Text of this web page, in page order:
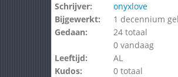
Schrijver:
onyxlove
Bijgewerkt:
1 decennium
Gedaan:
24 totaal
0 vandaag
Leeftijd:
AL
Kudos:
0 totaal